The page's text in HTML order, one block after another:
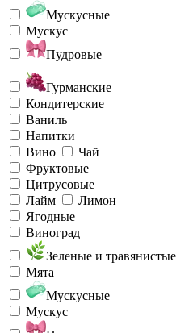
Мускусные
Мускус
Пудровые
Гурманские
Кондитерские
Ваниль
Напитки
Вино
Чай
Фруктовые
Цитрусовые
Лайм
Лимон
Ягодные
Виноград
Зеленые и травянистые
Мята
Мускусные
Мускус